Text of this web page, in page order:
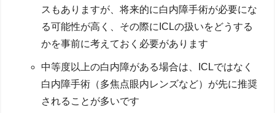
スもありますが、将来的に白内障手術が必要にな
る可能性が高く、その際にICLの扱いをどうする
かを事前に考えておく必要があります
中等度以上の白内障がある場合は、ICLではなく
白内障手術（多焦点眼内レンズなど）が先に推奨
されることが多いです
白内障の人がICLを検討するときの注意点
ICL術後に白内障になったらどうする？症状・検査・
治療フローを徹底解説
眼科受診から詳しい検査までのステップ
白内障手術ができないケースと代替方法
ICLレンズが入ったままの白内障手術の方法と安全性